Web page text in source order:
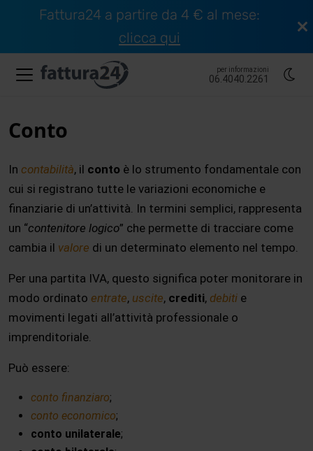
Fattura24 a partire da 4 € al mese:
clicca qui
per informazioni
06.4040.2261
Conto
In contabilità, il conto è lo strumento fondamentale con
cui si registrano tutte le variazioni economiche e
finanziarie di un’attività. In termini semplici, rappresenta
un “contenitore logico” che permette di tracciare come
cambia il valore di un determinato elemento nel tempo.
Per una partita IVA, questo significa poter monitorare in
modo ordinato entrate, uscite, crediti, debiti e
movimenti legati all’attività professionale o
imprenditoriale.
Può essere:
conto finanziaro;
conto economico;
conto unilaterale;